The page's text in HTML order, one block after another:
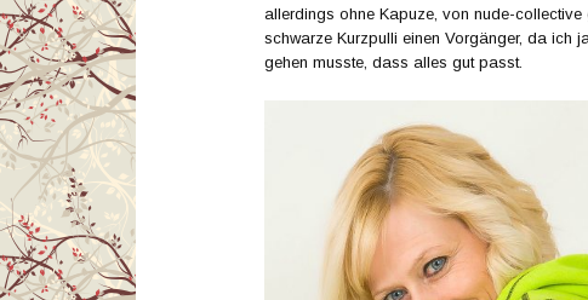
allerdings ohne Kapuze, von nude-collective
schwarze Kurzpulli einen Vorgänger, da ich
gehen musste, dass alles gut passt.